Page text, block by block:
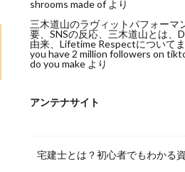
shrooms made ofより
三木道山のラヴィットパフォーマ
要、SNSの反応、三木道山とは、
由来、Lifetime Respectについて
you have 2 million followers on
do you make より
アンテナサイト
宅建士とは？初心者でもわかる